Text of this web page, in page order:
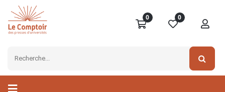
0 0